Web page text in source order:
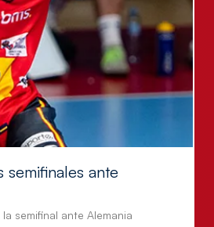
ante
semifinal ante Alemania